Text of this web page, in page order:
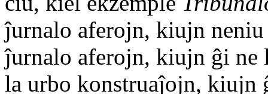
ĵurnalo aferojn, kiujn
ĵurnalo aferojn, kiujn ĝi ne
la urbo konstruaĵojn, kiujn